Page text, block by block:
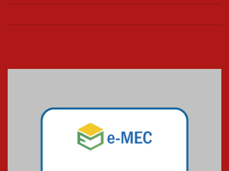
Mackenzie mobiliza campanha
solidária para apoiar famílias em
Minas Gerais